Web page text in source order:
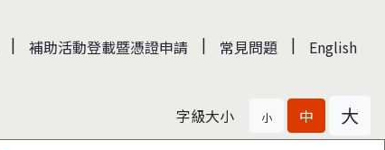
| 補助活動登載暨憑證申請 | 常見問題 | English
字級大小 小 中 大